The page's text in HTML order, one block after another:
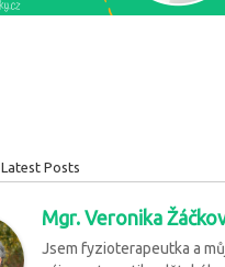
Latest Posts
Mgr. Veronika
Jsem fyzioterapeutka a